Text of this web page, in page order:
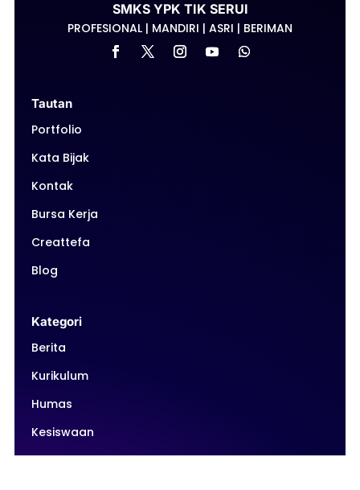
SMKS YPK TIK SERUI
PROFESIONAL | MANDIRI | ASRI | BERIMAN
Tautan
Portfolio
Kata Bijak
Kontak
Bursa Kerja
Creattefa
Blog
Kategori
Berita
Kurikulum
Humas
Kesiswaan
Intrakurikuler